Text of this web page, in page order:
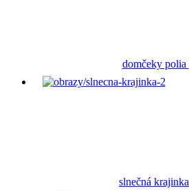
domčeky polia
slnečná krajinka